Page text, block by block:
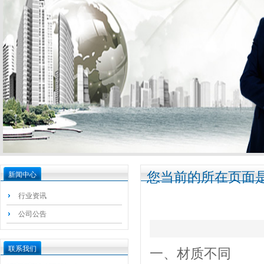
新闻中心
行业资讯
公司公告
联系我们
您当前的所在页面
一、材质不同